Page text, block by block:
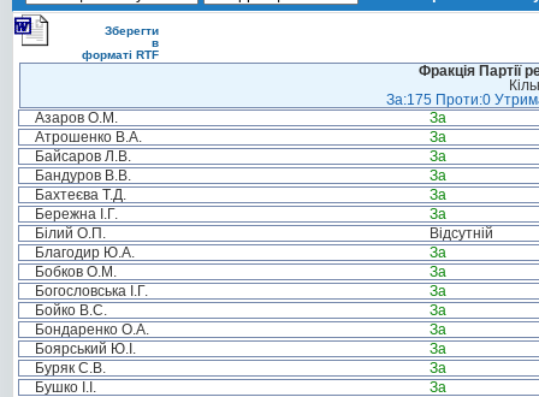
Зберегти
в
форматі RTF
Фракція Партії
За:175 Проти:0
Азаров О.М.
За
Атрошенко В.А.
За
Байсаров Л.В.
За
Бандуров В.В.
За
Бахтеєва Т.Д.
За
Бережна І.Г.
За
Білий О.П.
Відсутній
Благодир Ю.А.
За
Бобков О.М.
За
Богословська І.Г.
За
Бойко В.С.
За
Бондаренко О.А.
За
Боярський Ю.І.
За
Буряк С.В.
За
Бушко І.І.
За